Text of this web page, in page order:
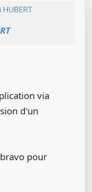
HUBERT
via
d'un
pour